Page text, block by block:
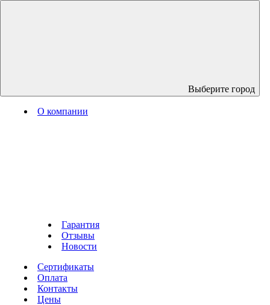
Выберите город
О компании
Гарантия
Отзывы
Новости
Сертификаты
Оплата
Контакты
Цены